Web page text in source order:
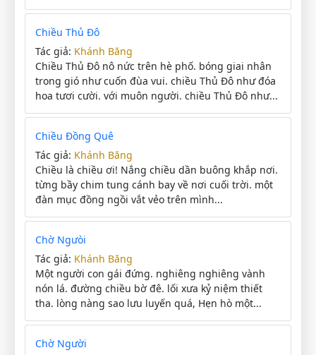
Chiều Thủ Đô
Tác giả: Khánh Băng
Chiều Thủ Đô nô nức trên hè phố. bóng giai nhân
trong gió như cuốn đùa vui. chiều Thủ Đô như đóa
hoa tươi cười. với muôn người. chiều Thủ Đô như...
Chiều Đồng Quê
Tác giả: Khánh Băng
Chiều là chiều ơi! Nắng chiều dần buông khắp nơi.
từng bầy chim tung cánh bay về nơi cuối trời. một
đàn mục đồng ngồi vắt vẻo trên mình...
Chờ Ngưòi
Tác giả: Khánh Băng
Một người con gái đứng. nghiêng nghiêng vành
nón lá. đường chiều bờ đê. lối xưa kỷ niệm thiết
tha. lòng nàng sao lưu luyến quá, Hẹn hò một...
Chờ Người